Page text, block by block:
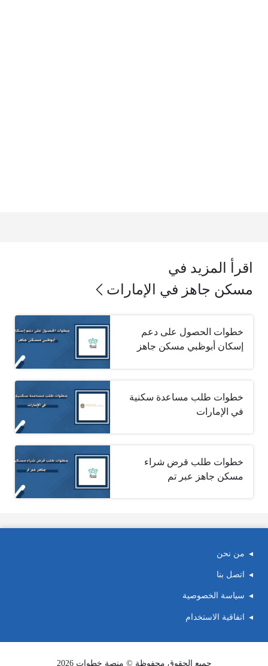
اقرأ المزيد في
مسكن جاهز في الإمارات
خطوات الحصول على دعم
إسكان أبوظبي مسكن جاهز
خطوات طلب مساعدة سكنية
في الإمارات
خطوات طلب قرض شراء
مسكن جاهز عبر تم
من نحن
اتصل بنا
سياسة الخصوصية
اتفاقية الاستخدام
جميع الحقوق محفوظة © منصة خطوات 2026